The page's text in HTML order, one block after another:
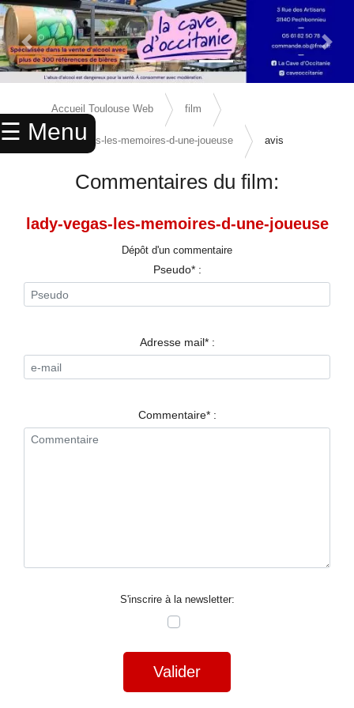
☰ Menu
× ACCUEIL
ANNUAIRE
CINEMA
SPORTS
RESTAURANTS
NUIT
Previous Slide Next
Accueil Toulouse Web film
lady-vegas-les-memoires-d-une-joueuse avis
Commentaires du film:
lady-vegas-les-memoires-d-une-joueuse
Dépôt d'un commentaire
Pseudo* :
Adresse mail* :
Commentaire* :
S'inscrire à la newsletter:
Valider